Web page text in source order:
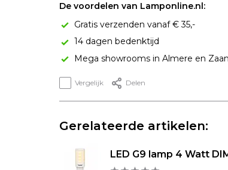
De voordelen van Lamponline.nl:
Gratis verzenden vanaf € 35,-
14 dagen bedenktijd
Mega showrooms in Almere en
Vergelijk Delen
Gerelateerde artikelen:
LED G9 lamp 4 Watt